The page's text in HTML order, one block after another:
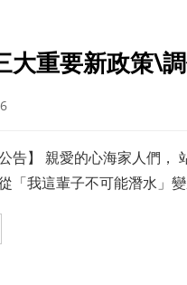
大重要新政策\
公告】 親愛的心海家人們
「我這輩子不可能潛水」